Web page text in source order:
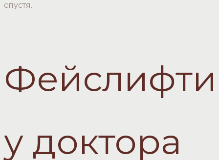
спустя.
у доктора